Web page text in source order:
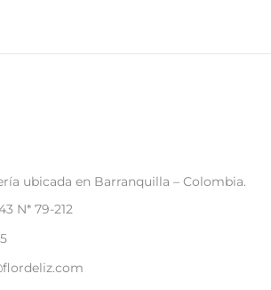
ubicada en Barranquilla – Colombia.
N* 79-212